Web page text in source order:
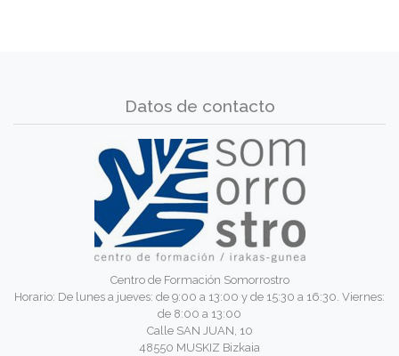
Datos de contacto
Centro de Formación Somorrostro
Horario: De lunes a jueves: de 9:00 a 13:00 y de 15:30 a 16:30. Viernes:
de 8:00 a 13:00
Calle SAN JUAN, 10
48550 MUSKIZ Bizkaia